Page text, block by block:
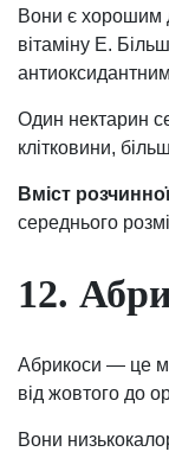
Вони є хорошим
вітаміну Е.
Один нектарин
клітковини,
Вміст
середнього
12.
Абрикоси — це
від жовтого до
Вони